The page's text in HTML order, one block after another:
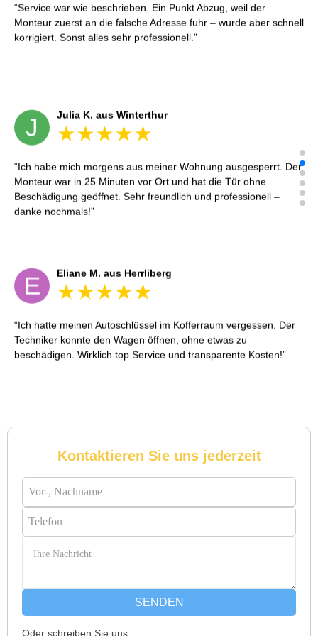
Service war wie beschrieben. Ein Punkt Abzug, weil der
Monteur zuerst an die falsche Adresse fuhr – wurde aber schnell
korrigiert. Sonst alles sehr professionell.
J Julia K. aus Winterthur
Ich habe mich morgens aus meiner Wohnung ausgesperrt. Der
Monteur war in 25 Minuten vor Ort und hat die Tür ohne
Beschädigung geöffnet. Sehr freundlich und professionell –
danke nochmals!
E Eliane M. aus Herrliberg
Ich hatte meinen Autoschlüssel im Kofferraum vergessen. Der
Techniker konnte den Wagen öffnen, ohne etwas zu
beschädigen. Wirklich top Service und transparente Kosten!
schon, sie müsste aufgebrochen werden, aber der Fachmann
Michael B. aus Bassersdorf
Kontaktieren Sie uns jederzeit
SENDEN
Oder schreiben Sie uns: